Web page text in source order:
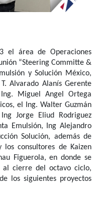
el área de Operaciones
“Steering Committe &
y Solución México,
Alvarado Alanís Gerente
Miguel Angel Ortega
el Ing. Walter Guzmán
Jorge Eliud Rodriguez
Emulsión, Ing Alejandro
Solución, además de
consultores de Kaizen
Figuerola, en donde se
al cierre del octavo ciclo,
los siguientes proyectos